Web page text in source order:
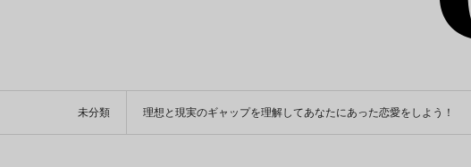
未分類 理想と現実のギャップを理解してあなたにあった恋愛をしよう！